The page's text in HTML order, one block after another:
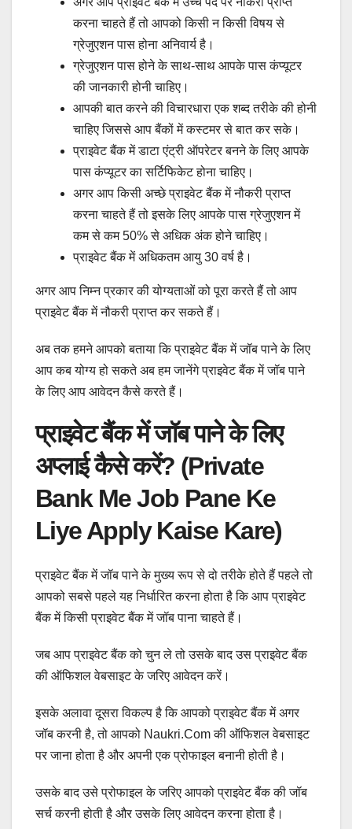
करना चाहते हैं तो आपको किसी न किसी विषय से
ग्रेजुएशन पास होना अनिवार्य है।
ग्रेजुएशन पास होने के साथ-साथ आपके पास कंप्यूटर
की जानकारी होनी चाहिए।
आपकी बात करने की विचारधारा एक शब्द तरीके की होनी
चाहिए जिससे आप बैंकों में कस्टमर से बात कर सके।
प्राइवेट बैंक में डाटा एंट्री ऑपरेटर बनने के लिए आपके
पास कंप्यूटर का सर्टिफिकेट होना चाहिए।
अगर आप किसी अच्छे प्राइवेट बैंक में नौकरी प्राप्त
करना चाहते हैं तो इसके लिए आपके पास ग्रेजुएशन में
कम से कम 50% से अधिक अंक होने चाहिए।
प्राइवेट बैंक में अधिकतम आयु 30 वर्ष है।
अगर आप निम्न प्रकार की योग्यताओं को पूरा करते हैं तो आप
प्राइवेट बैंक में नौकरी प्राप्त कर सकते हैं।
अब तक हमने आपको बताया कि प्राइवेट बैंक में जॉब पाने के लिए
आप कब योग्य हो सकते अब हम जानेंगे प्राइवेट बैंक में जॉब पाने
के लिए आप आवेदन कैसे करते हैं।
प्राइवेट बैंक में जॉब पाने के लिए
अप्लाई कैसे करें? (Private
Bank Me Job Pane Ke
Liye Apply Kaise Kare)
प्राइवेट बैंक में जॉब पाने के मुख्य रूप से दो तरीके होते हैं पहले तो
आपको सबसे पहले यह निर्धारित करना होता है कि आप प्राइवेट
बैंक में किसी प्राइवेट बैंक में जॉब पाना चाहते हैं।
जब आप प्राइवेट बैंक को चुन ले तो उसके बाद उस प्राइवेट बैंक
की ऑफिशल वेबसाइट के जरिए आवेदन करें।
इसके अलावा दूसरा विकल्प है कि आपको प्राइवेट बैंक में अगर
जॉब करनी है, तो आपको Naukri.com की ऑफिशल वेबसाइट
पर जाना होता है और अपनी एक प्रोफाइल बनानी होती है।
उसके बाद उसे प्रोफाइल के जरिए आपको प्राइवेट बैंक की जॉब
सर्च करनी होती है और उसके लिए आवेदन करना होता है।